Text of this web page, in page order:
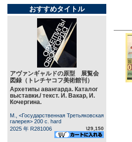
おすすめタイトル
アヴァンギャルドの原型 展覧会
図録（トレチヤコフ美術館刊）
Архетипы авангарда. Каталог
выставки./ текст. И. Вакар, И.
Кочергина.
М., <Государственная Третьяковская
галерея> 200 c. hard
2025 年 R281006
\29,150